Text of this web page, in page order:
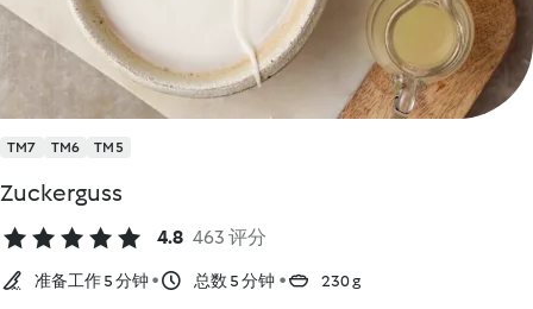
TM7 TM6 TM5
Zuckerguss
4.8 463 评分
准备工作 5 分钟 总数 5 分钟 230 g